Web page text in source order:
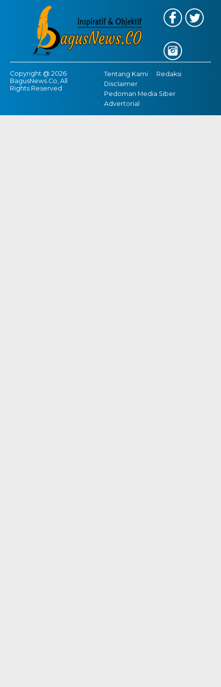
Copyright @ 2026
BagusNews.Co, All
Rights Reserved
Tentang Kami
Redaksi
Disclaimer
Pedoman Media Siber
Advertorial